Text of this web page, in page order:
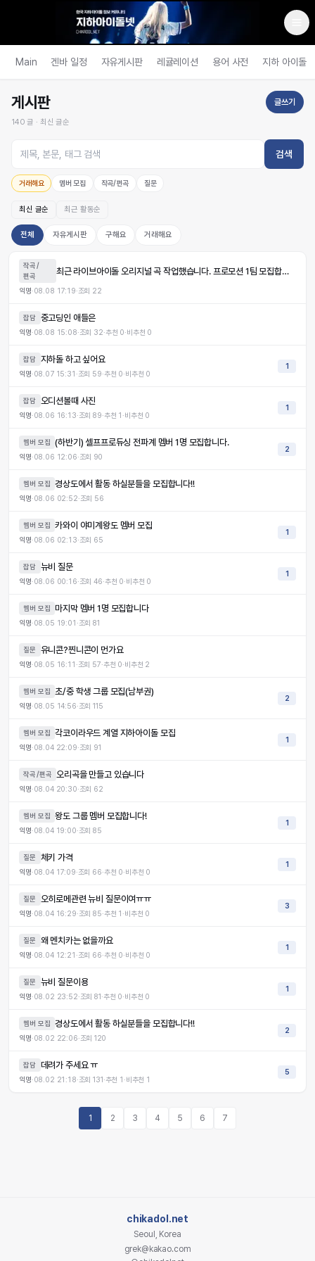
Main 겐바 일정 자유게시판 레귤레이션 용어 사전 지하 아이돌
게시판
140 글 · 최신 글순
글쓰기
검색
거래해요 멤버 모집 작곡/편곡 질문
최신 글순 최근 활동순
전체 자유게시판 구해요 거래해요
작곡/
편곡
최근 라이브아이돌 오리지널 곡 작업했습니다. 프로모션 1팀 모집합니다.
익명·08.08 17:19·조회 22
잡담 중고딩인 애들은
익명·08.08 15:08·조회 32·추천 0·비추천 0
잡담 지하돌 하고 싶어요
익명·08.07 15:31 ·조회 59·추천 0·비추천 0
1
잡담 오디션볼때 사진
익명·08.06 16:13·조회89·추천 1 ·비추천 0
1
멤버 모집 (하반기) 셀프프로듀싱 전파계 멤버 1명 모집합니다.
익명·08.06 12:06·조회 90
2
멤버 모집 경상도에서 활동 하실분들을 모집합니다!!
익명·08.06 02:52·조회 56
멤버 모집 카와이 야미계왕도 멤버 모집
익명·08.06 02:13·조회 65
1
잡담 뉴비 질문
익명·08.06 00:16·조회46·추천 0·비추천 0
1
멤버 모집 마지막 멤버 1명 모집합니다
익명·08.05 19:01 ·조회81
질문 유니콘?찐니콘이 먼가요
익명·08.05 16:11 ·조회 57·추천 0·비추천 2
멤버 모집 초/중 학생 그룹 모집(남부권)
익명·08.05 14:56·조회115
2
멤버 모집 각코이라우드 계열 지하아이돌 모집
익명·08.04 22:09·조회 91
1
작곡/편곡 오리곡을 만들고 있습니다
익명·08.04 20:30·조회 62
멤버 모집 왕도 그룹 멤버 모집합니다!
익명·08.04 19:00·조회85
1
질문 체키 가격
익명·08.04 17:09·조회 66·추천 0·비추천 0
1
질문 오히로메관련 뉴비 질문이여ㅠㅠ
익명·08.04 16:29·조회85·추천 1 ·비추천 0
3
질문 왜 멘치카는 없을까요
익명·08.04 12:21 ·조회 66·추천 0·비추천 0
1
질문 뉴비 질문이용
익명·08.02 23:52·조회81·추천 0·비추천 0
1
멤버 모집 경상도에서 활동 하실분들을 모집합니다!!
익명·08.02 22:06·조회120
2
잡담 데려가 주세요 ㅠ
익명·08.02 21:18·조회131·추천 1 ·비추천 1
5
1 2 3 4 5 6 7
chikadol.net
Seoul, Korea
grek@kakao.com